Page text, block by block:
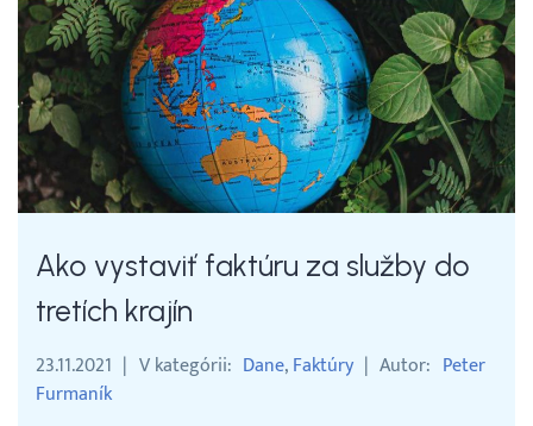
Ako vystaviť faktúru za služby do
tretích krajín
23.11.2021 V kategórii Dane Faktúry Autor Peter
Furmaník